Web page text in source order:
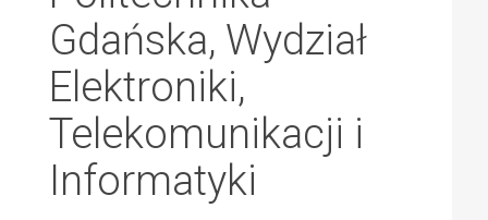
Gdańska, Wydział
Elektroniki,
Telekomunikacji i
Informatyki